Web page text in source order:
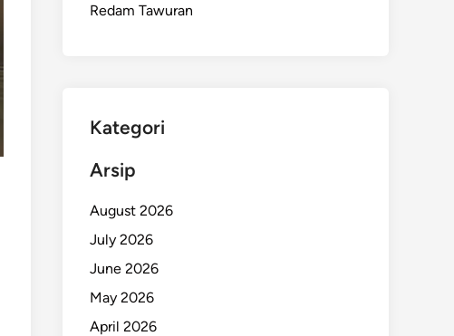
Redam Tawuran
Kategori
Arsip
August 2026
July 2026
June 2026
May 2026
April 2026